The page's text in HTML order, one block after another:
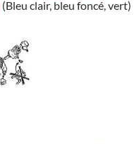
(Bleu clair, bleu foncé, vert)